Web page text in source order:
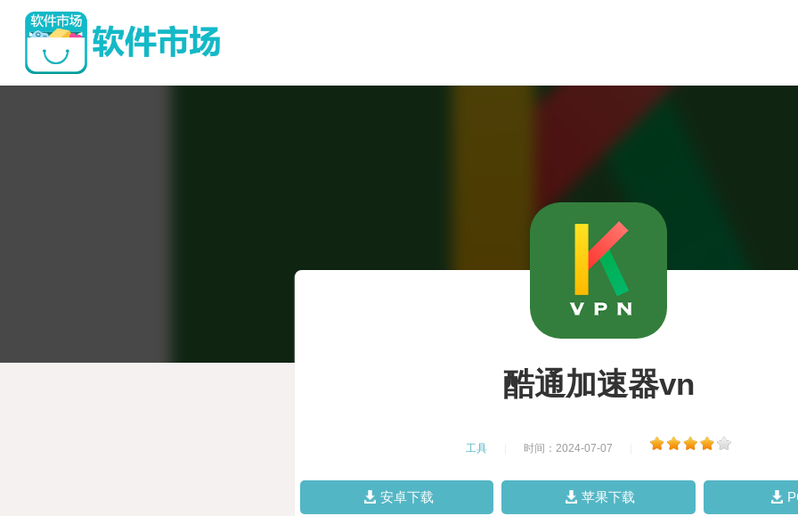
酷通加速器vn
工具 时间：2024-07-07
安卓下载 苹果下载